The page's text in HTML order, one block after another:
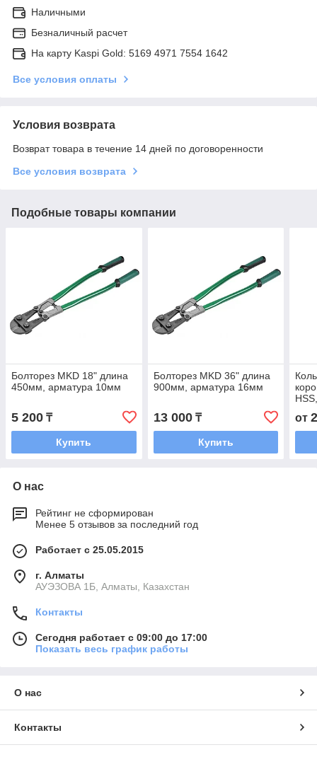
Наличными
Безналичный расчет
На карту Kaspi Gold: 5169 4971 7554 1642
Все условия оплаты
Условия возврата
Возврат товара в течение 14 дней по договоренности
Все условия возврата
Подобные товары компании
Болторез MKD 18" длина
450мм, арматура 10мм
5 200 ₸
Купить
Болторез MKD 36" длина
900мм, арматура 16мм
13 000₸
Купить
от
О нас
Рейтинг не сформирован
Менее 5 отзывов за последний год
Работает с 25.05.2015
г. Алматы
АУЭЗОВА 1Б, Алматы, Казахстан
Контакты
Сегодня работает с 09:00 до 17:00
Показать весь график работы
О нас
Контакты